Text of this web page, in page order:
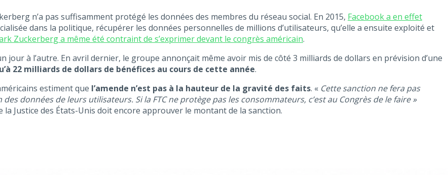
n’a pas suffisamment protégé les données des membres du réseau social. En 2015, Facebook a en effet
dans la politique, récupérer les données personnelles de millions d’utilisateurs, qu’elle a ensuite exploité et
Zuckerberg a même été contraint de s’exprimer devant le congrès américain.
jour à l’autre. En avril dernier, le groupe annonçait même avoir mis de côté 3 milliards de dollars en prévision d’une
22 milliards de dollars de bénéfices au cours de cette année.
estiment que l’amende n’est pas à la hauteur de la gravité des faits. « Cette sanction ne fera pas
données de leurs utilisateurs. Si la FTC ne protège pas les consommateurs, c’est au Congrès de le faire »
Justice des États-Unis doit encore approuver le montant de la sanction.